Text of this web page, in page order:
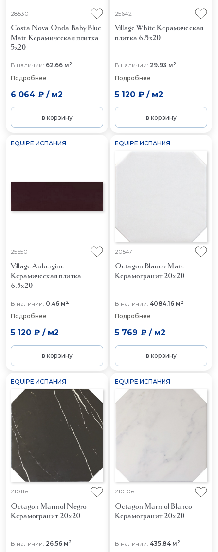
28530
Costa Nova Onda Baby Blue
Matt Керамическая плитка
5x20
В наличии: 62.66 м2
Подробнее
6 064 ₽/ м2
в корзину
25642
Village White Керамическая
плитка 6.5x20
В наличии: 29.93 м2
Подробнее
5 120 ₽/ м2
в корзину
EQUIPE ИСПАНИЯ
25650
Village Aubergine
Керамическая плитка
6.5x20
В наличии: 0.46 м2
Подробнее
5 120 ₽/ м2
в корзину
EQUIPE ИСПАНИЯ
20547
Octagon Blanco Mate
Керамогранит 20x20
В наличии: 4084.16 м2
Подробнее
5 769 ₽/ м2
в корзину
EQUIPE ИСПАНИЯ
21011e
Octagon Marmol Negro
Керамогранит 20x20
В наличии: 26.56 м2
EQUIPE ИСПАНИЯ
21010e
Octagon Marmol Blanco
Керамогранит 20x20
В наличии: 435.84 м2